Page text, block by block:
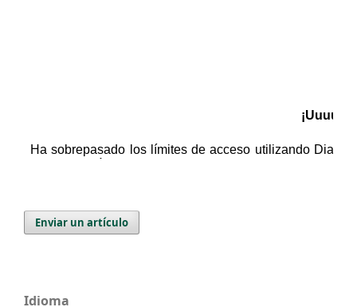
Enviar un artículo
Idioma